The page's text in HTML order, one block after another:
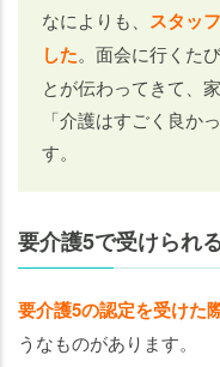
なによりも、 スタッ
した。面会に行くた
とが伝わってきて、
「介護はすごく良か
す。
要介護5で受けられ
要介護5の認定を受けた
うなものがあります。